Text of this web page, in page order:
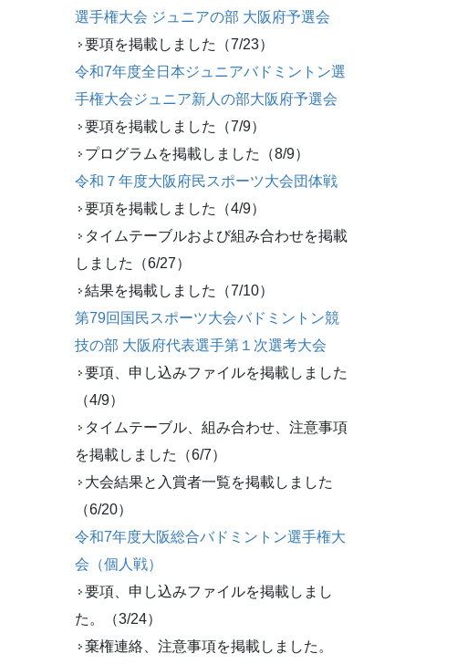
選手権大会 ジュニアの部 大阪府予選会
要項を掲載しました（7/23）
令和7年度全日本ジュニアバドミントン選
手権大会ジュニア新人の部大阪府予選会
要項を掲載しました（7/9）
プログラムを掲載しました（8/9）
令和７年度大阪府民スポーツ大会団体戦
要項を掲載しました（4/9）
タイムテーブルおよび組み合わせを掲載
しました（6/27）
結果を掲載しました（7/10）
第79回国民スポーツ大会バドミントン競
技の部 大阪府代表選手第１次選考大会
要項、申し込みファイルを掲載しました
（4/9）
タイムテーブル、組み合わせ、注意事項
を掲載しました（6/7）
大会結果と入賞者一覧を掲載しました
（6/20）
令和7年度大阪総合バドミントン選手権大
会（個人戦）
要項、申し込みファイルを掲載しまし
た。（3/24）
棄権連絡、注意事項を掲載しました。